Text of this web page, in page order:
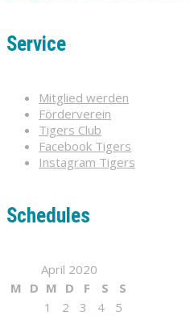
Service
Mitglied werden
Förderverein
Tigers Club
Facebook Tigers
Instagram Tigers
Schedules
April 2020
M D M D F S
S
1
2 3 4
5